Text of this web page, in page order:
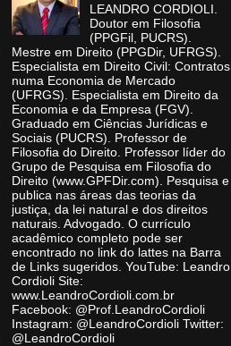
LEANDRO CORDIOLI.
Doutor em Filosofia
(PPGFil, PUCRS).
Mestre em Direito (PPGDir, UFRGS).
Especialista em Direito Civil: Contratos
numa Economia de Mercado
(UFRGS). Especialista em Direito da
Economia e da Empresa (FGV).
Graduado em Ciências Jurídicas e
Sociais (PUCRS). Professor de
Filosofia do Direito. Professor líder do
Grupo de Pesquisa em Filosofia do
Direito (www.GPFDir.com). Pesquisa e
publica nas áreas das teorias da
justiça, da lei natural e dos direitos
naturais. Advogado. O currículo
acadêmico completo pode ser
encontrado no link do lattes na Barra
de Links sugeridos. YouTube: Leandro
Cordioli Site:
www.LeandroCordioli.com.br
Facebook: @Prof.LeandroCordioli
Instagram: @LeandroCordioli Twitter:
@LeandroCordioli